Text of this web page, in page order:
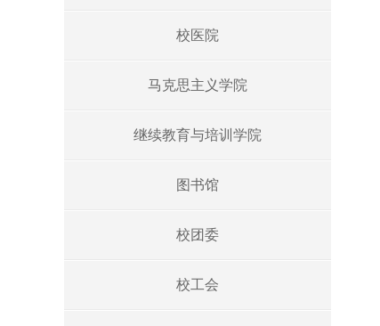
校医院
马克思主义学院
继续教育与培训学院
图书馆
校团委
校工会